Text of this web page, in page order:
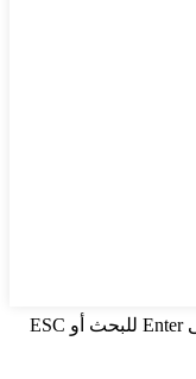
اضغط على Enter للبحث أو ESC